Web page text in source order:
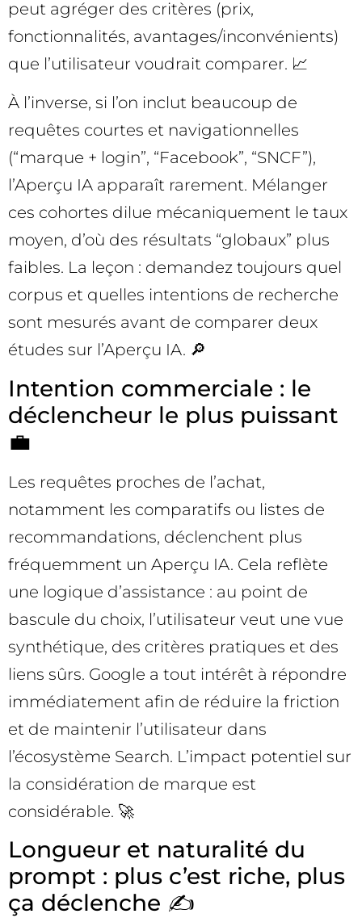
peut agréger des critères (prix,
fonctionnalités, avantages/inconvénients)
que l’utilisateur voudrait comparer. 📈
À l’inverse, si l’on inclut beaucoup de
requêtes courtes et navigationnelles
(“marque + login”, “Facebook”, “SNCF”),
l’Aperçu IA apparaît rarement. Mélanger
ces cohortes dilue mécaniquement le taux
moyen, d’où des résultats “globaux” plus
faibles. La leçon : demandez toujours quel
corpus et quelles intentions de recherche
sont mesurés avant de comparer deux
études sur l’Aperçu IA. 🔎
Intention commerciale : le
déclencheur le plus puissant
💼
Les requêtes proches de l’achat,
notamment les comparatifs ou listes de
recommandations, déclenchent plus
fréquemment un Aperçu IA. Cela reflète
une logique d’assistance : au point de
bascule du choix, l’utilisateur veut une vue
synthétique, des critères pratiques et des
liens sûrs. Google a tout intérêt à répondre
immédiatement afin de réduire la friction
et de maintenir l’utilisateur dans
l’écosystème Search. L’impact potentiel sur
la considération de marque est
considérable. 🚀
Longueur et naturalité du
prompt : plus c’est riche, plus
ça déclenche ✍️